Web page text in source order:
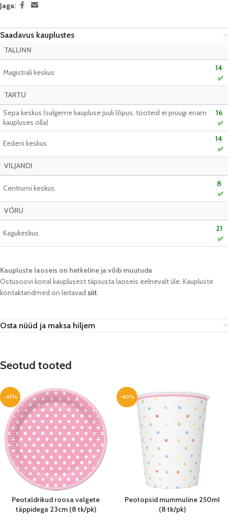
Jaga:
Saadavus kauplustes
TALLINN
Magistrali keskus 14
✅
TARTU
Sepa keskus (sulgeme kaupluse juuli lõpus, tooteid ei pruugi enam
kaupluses olla)
16
✅
Eedeni keskus 14
✅
VILJANDI
Centrumi keskus 8
✅
VÕRU
Kagukeskus 21
✅
Kaupluste laoseis on hetkeline ja võib muutuda​
Ostusoovi korral kauplusest täpsusta laoseis eelnevalt üle. Kaupluste
kontaktandmed on leitavad siit.
Osta nüüd ja maksa hiljem
Seotud tooted
-43%
Peotaldrikud roosa valgete
täppidega 23cm (8 tk/pk)
-40%
Peotopsid mummuline 250ml
(8 tk/pk)